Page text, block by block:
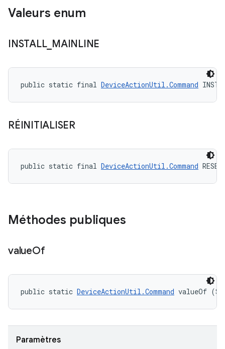
Valeurs enum
INSTALL_ MAINLINE
public static final DeviceActionUtil.Command
RÉINITIALISER
public static final DeviceActionUtil.Command RESET
Méthodes publiques
valueOf
public static DeviceActionUtil.Command valueOf
Paramètres